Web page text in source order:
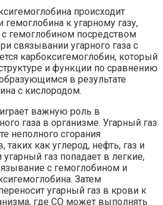
происходит
к угарному газу,
гемоглобином посредством
связывании угарного газа с
карбоксигемоглобин, который
и функции по сравнению
в результате
с кислородом.
важную роль в
газа в организме. Угарный газ
неполного сгорания
таких как углерод, нефть, газ и
газ попадает в легкие,
с гемоглобином и
Затем
угарный газ в крови к
где CO может выполнять